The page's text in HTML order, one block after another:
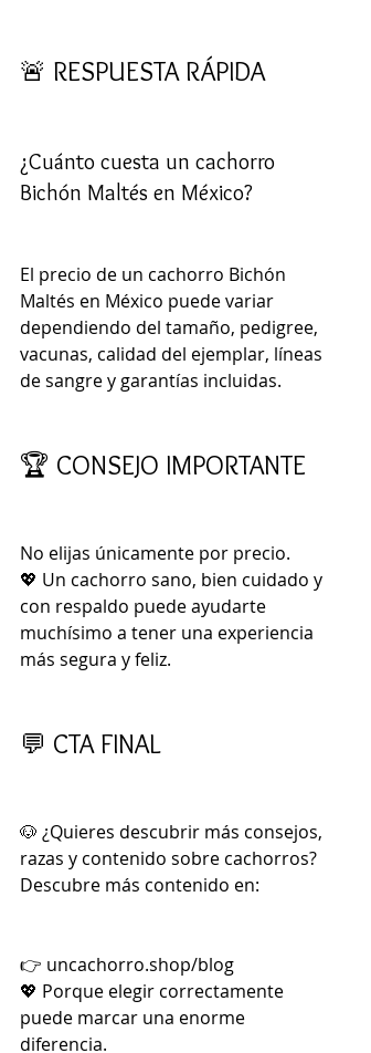
🚨 RESPUESTA RÁPIDA
¿Cuánto cuesta un cachorro
Bichón Maltés en México?
El precio de un cachorro Bichón
Maltés en México puede variar
dependiendo del tamaño, pedigree,
vacunas, calidad del ejemplar, líneas
de sangre y garantías incluidas.
🏆 CONSEJO IMPORTANTE
No elijas únicamente por precio.
💖 Un cachorro sano, bien cuidado y
con respaldo puede ayudarte
muchísimo a tener una experiencia
más segura y feliz.
💬 CTA FINAL
🐶 ¿Quieres descubrir más consejos,
razas y contenido sobre cachorros?
Descubre más contenido en:
👉 uncachorro.shop/blog
💖 Porque elegir correctamente
puede marcar una enorme
diferencia.